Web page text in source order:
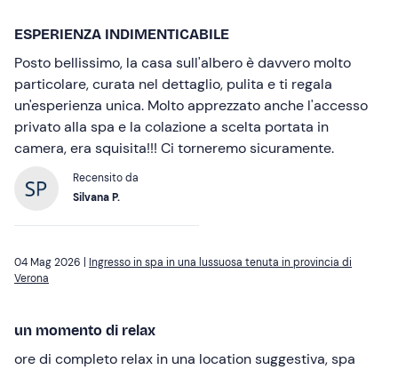
ESPERIENZA INDIMENTICABILE
Posto bellissimo, la casa sull'albero è davvero molto
particolare, curata nel dettaglio, pulita e ti regala
un'esperienza unica. Molto apprezzato anche l'accesso
privato alla spa e la colazione a scelta portata in
camera, era squisita!!! Ci torneremo sicuramente.
Recensito da
Silvana P.
04 Mag 2026 | Ingresso in spa in una lussuosa tenuta in provincia di
Verona
un momento di relax
ore di completo relax in una location suggestiva, spa